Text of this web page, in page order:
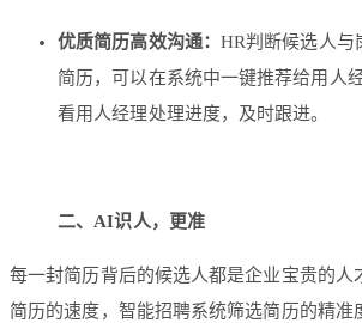
优质简历高效沟通： HR判断候选人与
简历，可以在系统中一键推荐给用人
看用人经理处理进度，及时跟进。
二、AI识人，更准
每一封简历背后的候选人都是企业宝贵的人
简历的速度，智能招聘系统筛选简历的精准